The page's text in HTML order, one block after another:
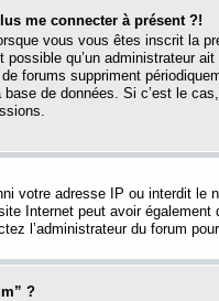
me connecter à présent ?!
vous vous êtes inscrit la
qu’un administrateur
forums suppriment
de données. Si c’est le
votre adresse IP ou interdit le
Internet peut avoir également
l’administrateur du forum
?